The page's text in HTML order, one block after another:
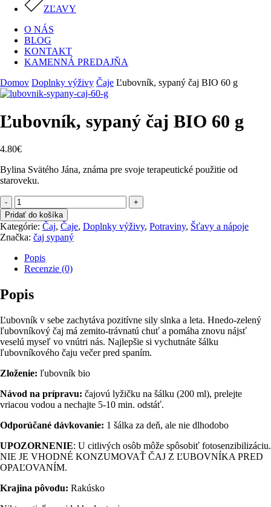
ZĽAVY
O NÁS
BLOG
KONTAKT
KAMENNÁ PREDAJŇA
Domov Doplnky výživy Čaje Ľubovník, sypaný čaj BIO 60 g
Ľubovník, sypaný čaj BIO 60 g
4.80€
Bylina Svätého Jána, známa pre svoje terapeutické použitie od
staroveku.
množstvo
Ľubovník,
sypaný
čaj
BIO
60
g
Pridať do košíka
Kategórie: Čaj, Čaje, Doplnky výživy, Potraviny, Šťavy a nápoje
Značka: čaj sypaný
Popis
Recenzie (0)
Popis
Ľubovník v sebe zachytáva pozitívne sily slnka a leta. Hnedo-zelený
ľubovníkový čaj má zemito-trávnatú chuť a pomáha znovu nájsť
veselú myseľ vo vnútri nás. Najlepšie si vychutnáte šálku
ľubovníkového čaju večer pred spaním.
Zloženie: ľubovník bio
Návod na prípravu: čajovú lyžičku na šálku (200 ml), prelejte
vriacou vodou a nechajte 5-10 min. odstáť.
Odporúčané dávkovanie: 1 šálka za deň, ale nie dlhodobo
UPOZORNENIE: U citlivých osôb môže spôsobiť fotosenzibilizáciu.
NIE JE VHODNÉ KONZUMOVAŤ ČAJ Z ĽUBOVNÍKA PRED
OPAĽOVANÍM.
Krajina pôvodu: Rakúsko